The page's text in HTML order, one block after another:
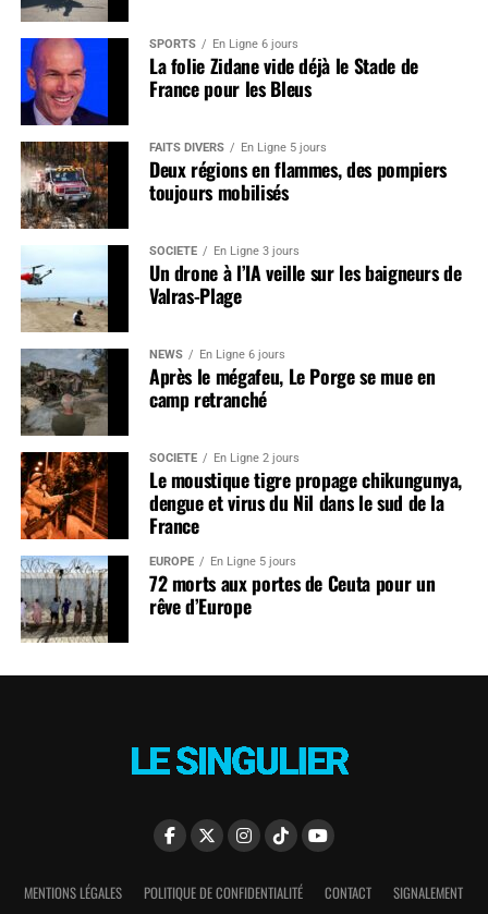
SPORTS En Ligne 6 jours
La folie Zidane vide déjà le Stade de
France pour les Bleus
FAITS DIVERS En Ligne 5 jours
Deux régions en flammes, des pompiers
toujours mobilisés
SOCIÉTÉ En Ligne 3 jours
Un drone à l’IA veille sur les baigneurs de
Valras-Plage
NEWS En Ligne 6 jours
Après le mégafeu, Le Porge se mue en
camp retranché
SOCIÉTÉ En Ligne 2 jours
Le moustique tigre propage chikungunya,
dengue et virus du Nil dans le sud de la
France
EUROPE En Ligne 5 jours
72 morts aux portes de Ceuta pour un
rêve d’Europe
MENTIONS LÉGALES POLITIQUE DE CONFIDENTIALITÉ CONTACT SIGNALEMENT